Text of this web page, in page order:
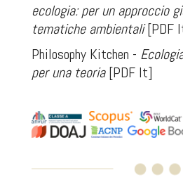
ecologia: per un approccio
tematiche ambientali[PDF
Philosophy Kitchen -
per una teoria[PDF It]